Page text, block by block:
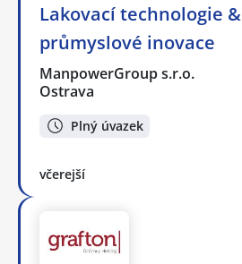
Lakovací technologie &
průmyslové inovace
ManpowerGroup s.r.o.
Ostrava
Plný úvazek
včerejší